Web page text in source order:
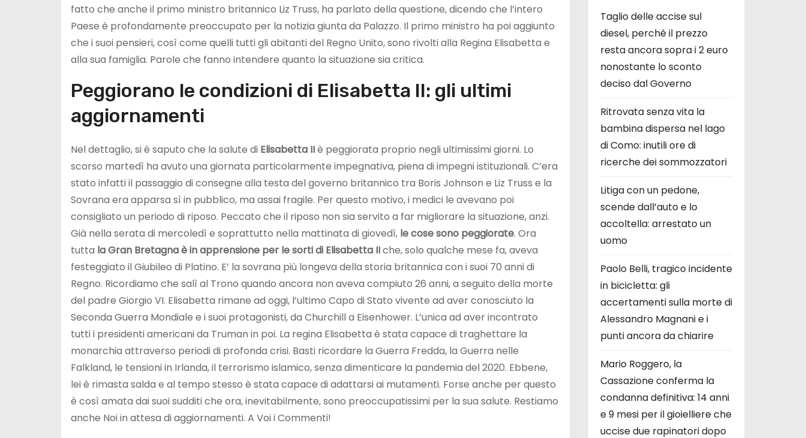
fatto che anche il primo ministro britannico Liz Truss, ha parlato della questione, dicendo che l’intero
Paese è profondamente preoccupato per la notizia giunta da Palazzo. Il primo ministro ha poi aggiunto
che i suoi pensieri, così come quelli tutti gli abitanti del Regno Unito, sono rivolti alla Regina Elisabetta e
alla sua famiglia. Parole che fanno intendere quanto la situazione sia critica.
Peggiorano le condizioni di Elisabetta II: gli ultimi
aggiornamenti
Nel dettaglio, si è saputo che la salute di Elisabetta IIè peggiorata proprio negli ultimissimi giorni. Lo
scorso martedì ha avuto una giornata particolarmente impegnativa, piena di impegni istituzionali. C’era
stato infatti il passaggio di consegne alla testa del governo britannico tra Boris Johnson e Liz Truss e la
Sovrana era apparsa sì in pubblico, ma assai fragile. Per questo motivo, i medici le avevano poi
consigliato un periodo di riposo. Peccato che il riposo non sia servito a far migliorare la situazione, anzi.
Già nella serata di mercoledì e soprattutto nella mattinata di giovedì, le cose sono peggiorate. Ora
tutta la Gran Bretagna è in apprensione per le sorti di Elisabetta IIche, solo qualche mese fa, aveva
festeggiato il Giubileo di Platino. E’ la sovrana più longeva della storia britannica con i suoi 70 anni di
Regno. Ricordiamo che salì al Trono quando ancora non aveva compiuto 26 anni, a seguito della morte
del padre Giorgio VI. Elisabetta rimane ad oggi, l’ultimo Capo di Stato vivente ad aver conosciuto la
Seconda Guerra Mondiale e i suoi protagonisti, da Churchill a Eisenhower. L’unica ad aver incontrato
tutti i presidenti americani da Truman in poi. La regina Elisabetta è stata capace di traghettare la
monarchia attraverso periodi di profonda crisi. Basti ricordare la Guerra Fredda, la Guerra nelle
Falkland, le tensioni in Irlanda, il terrorismo islamico, senza dimenticare la pandemia del 2020. Ebbene,
lei è rimasta salda e al tempo stesso è stata capace di adattarsi ai mutamenti. Forse anche per questo
è così amata dai suoi sudditi che ora, inevitabilmente, sono preoccupatissimi per la sua salute. Restiamo
anche Noi in attesa di aggiornamenti. A Voi i Commenti!
Taglio delle accise sul
diesel, perché il prezzo
resta ancora sopra i 2 euro
nonostante lo sconto
deciso dal Governo
Ritrovata senza vita la
bambina dispersa nel lago
di Como: inutili ore di
ricerche dei sommozzatori
Litiga con un pedone,
scende dall’auto e lo
accoltella: arrestato un
uomo
Paolo Belli, tragico incidente
in bicicletta: gli
accertamenti sulla morte di
Alessandro Magnani e i
punti ancora da chiarire
Mario Roggero, la
Cassazione conferma la
condanna definitiva: 14 anni
e 9 mesi per il gioielliere che
uccise due rapinatori dopo